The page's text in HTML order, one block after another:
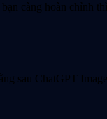
càng hoàn chỉnh
sau ChatGPT